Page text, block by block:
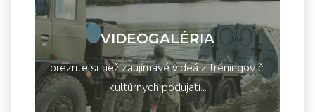
VIDEOGALÉRIA
prezrite si tiež zaujímavé videá z tréningov či
kultúrnych podujatí...